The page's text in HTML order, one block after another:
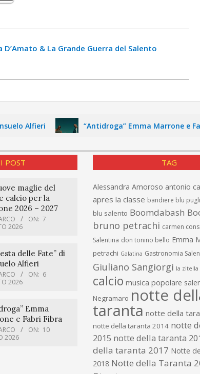
& La Grande Guerra del Salento
Alfieri “Antidroga” Emma Marrone e Fabri
POST
maglie del
calcio per la
2026 – 2027
ON: 7
2026
delle Fate” di
Alfieri
ON: 6
2026
Emma
e Fabri Fibra
ON: 10
2026
TAG
Alessandra Amoroso antonio
apres la classe bandiere blu
blu salento Boomdabash
bruno petrachi carmen
Salentina don tonino bello Emma
petrachi Galatina Gastronomia
Giuliano Sangiorgi la zitella
calcio musica popolare
Negramaro notte
taranta notte della
notte della taranta 2014 notte
2015 notte della taranta
della taranta 2017 Notte
2018 Notte della Taranta